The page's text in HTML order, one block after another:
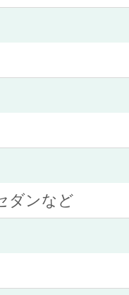
ダンなど